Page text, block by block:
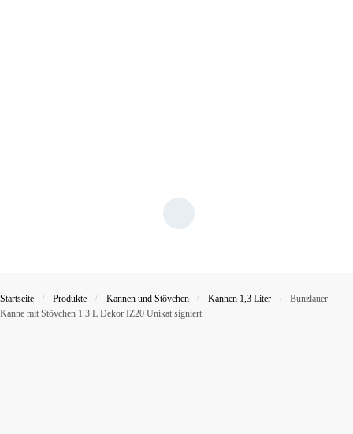
Startseite / Produkte / Kannen und Stövchen / Kannen 1,3 Liter /
Bunzlauer
Kanne mit Stövchen 1.3 L Dekor IZ20 Unikat signiert